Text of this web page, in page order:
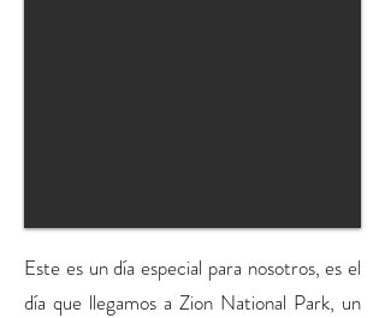
Este es un día especial para nosotros, es el
día que llegamos a Zion National Park, un